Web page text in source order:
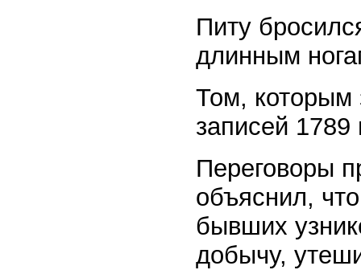
Питу
длинным
Том, которым
записей 1789
Переговоры
объяснил,
бывших
добычу,